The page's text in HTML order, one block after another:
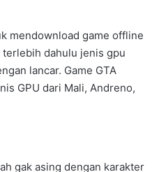
mendownload game offline
dahulu jenis gpu
lancar. Game GTA
GPU dari Mali, Andreno,
gak asing dengan karakter